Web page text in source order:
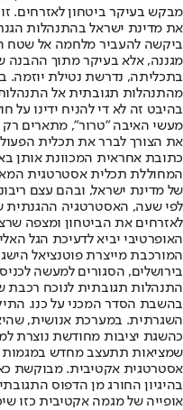
מבקש בעיקר ביטחון לאזרחים.
את מדינת ישראל בהתנהלות
ביקשה להעביר מלחמה אל שטח
מגננה, אלא בעיקר מתוך ההבנה
בתכליתה, נדרשת נטילת יוזמה.
מהתנהלות תגובתית אל
בהיבט זה לא די להניח ידינו
מעשי האיבה "טרור", מתארים
את הצורך לברר את תכלית
כתובת אחראית המכוונת אותן
המחוללת תכלית אסטרטגית
של מדינת ישראל, ובהם עצם
לפי שעה, האסטרטגיה
לאזרחים את הביטחון ומצפה
האופרטיבי יביא לדעיכת הגל
המורכבת מייצרת פוטנציאל
בירושלים, הסגורים למעשה
התנהלות תגובתית לנוכח
בהשבת הסדר המכני על כנו.
השגרתית. במערכת אנושית,
כהשגת יציבות מחודשת נוצרת
שמציאות תתעצב מחדש במגמות
אסטרטגית אקטיבית. מבוקשת
בהיגיון החורג מן הדפוס
אופייה של מגמה אקטיבית כזו